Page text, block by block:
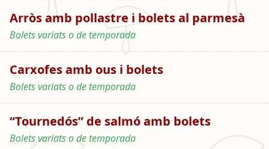
Arròs amb pollastre i bolets al parmesà
Bolets variats o de temporada
Carxofes amb ous i bolets
Bolets variats o de temporada
“Tournedós” de salmó amb bolets
Bolets variats o de temporada